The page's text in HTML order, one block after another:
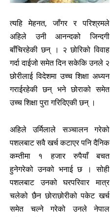
त्यहि मेहनत, जाँगर र परिश्रमले
अहिले उनी आनन्दको जिन्दगी
बाँचिरहेकी छन् । २ छोरिको विवाह
गर्दा दाईजो समेत दिन सकेकि उनले २
छोरीलाई विदेशमा उच्च शिक्षा अध्यन
गराईरहेकी छन् भने छोराको समेत
उच्च शिक्षा पुरा गरिदिएकी छन् ।
अहिले उर्मिलाले सञ्चालन गरेको
पशलबाट सवै खर्च कटाएर पनि दैनिक
कम्तीमा १ हजार रुपैयाँ बचत
हुनेगरेको उनको भनाई छ । सोही
पशलबाट उनको घरपरिवार मात्र
चलेको छैन छोराछोरीको पकेट खर्च
समेत चल्ने गरेको उनले नेपाल